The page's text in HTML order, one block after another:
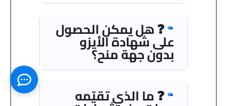
❓ هل يمكن الحصول
على شهادة الأيزو
بدون جهة منح؟
❓ ما الذي تقيّمه